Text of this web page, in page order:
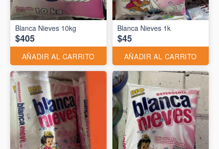
Blanca Nieves 10kg
$405
AÑADIR AL CARRITO
Blanca Nieves 1k
$45
AÑADIR AL CARRITO